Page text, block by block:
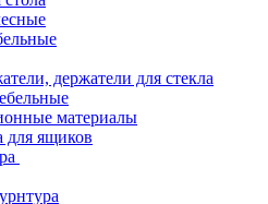
держатели для стекла
материалы
для ящиков